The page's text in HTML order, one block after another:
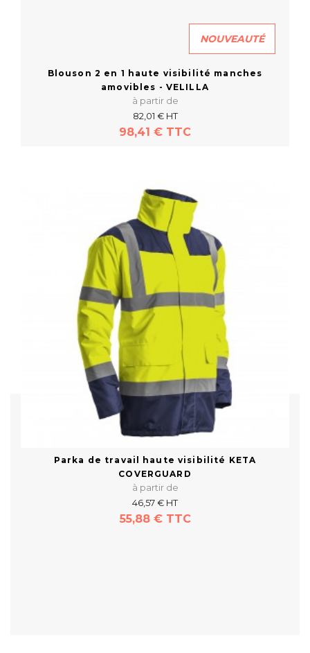
En savoir plus
NOUVEAUTÉ
Blouson 2 en 1 haute visibilité manches
amovibles - VELILLA
à partir de
82,01 € HT
98,41 € TTC
Parka de travail haute visibilité KETA
COVERGUARD
à partir de
46,57 € HT
55,88 € TTC